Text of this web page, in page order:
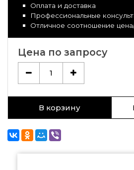
Оплата и доставка
Профессиональные
Отличное соотношение
Цена по запросу
1
В корзину